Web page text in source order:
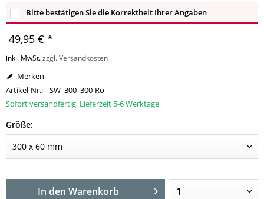
Bitte bestätigen Sie die Korrektheit Ihrer Angaben
49,95 € *
inkl. MwSt.zzgl. Versandkosten
Merken
Artikel-Nr.:
SW_300_300-Ro
Sofort versandfertig, Lieferzeit 5-6 Werktage
Größe:
In den Warenkorb